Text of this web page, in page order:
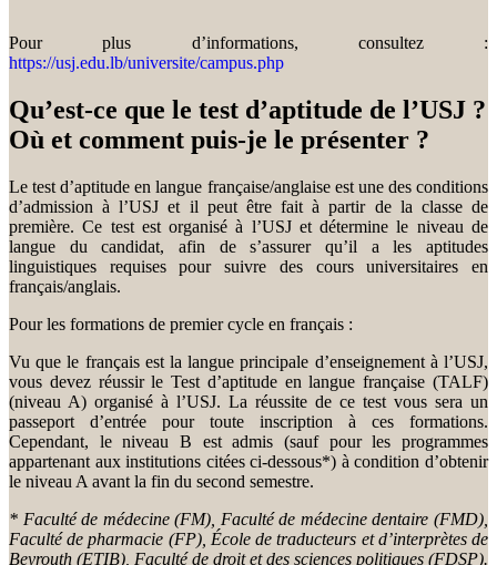
Pour plus d’informations, consultez :
https://usj.edu.lb/universite/campus.php
Qu’est-ce que le test d’aptitude de l’USJ ?
Où et comment puis-je le présenter ?
Le test d’aptitude en langue française/anglaise est une des conditions
d’admission à l’USJ et il peut être fait à partir de la classe de
première. Ce test est organisé à l’USJ et détermine le niveau de
langue du candidat, afin de s’assurer qu’il a les aptitudes
linguistiques requises pour suivre des cours universitaires en
français/anglais.
Pour les formations de premier cycle en français :
Vu que le français est la langue principale d’enseignement à l’USJ,
vous devez réussir le Test d’aptitude en langue française (TALF)
(niveau A) organisé à l’USJ. La réussite de ce test vous sera un
passeport d’entrée pour toute inscription à ces formations.
Cependant, le niveau B est admis (sauf pour les programmes
appartenant aux institutions citées ci-dessous*) à condition d’obtenir
le niveau A avant la fin du second semestre.
* Faculté de médecine (FM), Faculté de médecine dentaire (FMD),
Faculté de pharmacie (FP), École de traducteurs et d’interprètes de
Beyrouth (ETIB), Faculté de droit et des sciences politiques (FDSP).